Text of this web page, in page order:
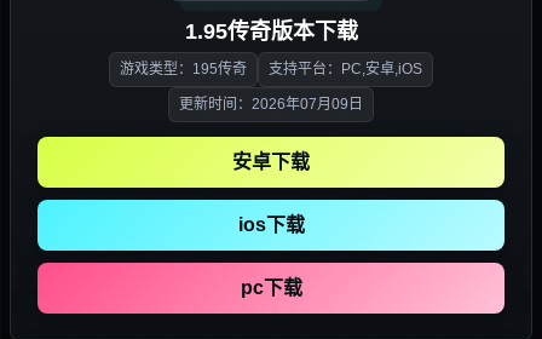
1.95传奇版本下载
游戏类型：195传奇 支持平台：PC,安卓,iOS
更新时间：2026年07月09日
安卓下载
ios下载
pc下载